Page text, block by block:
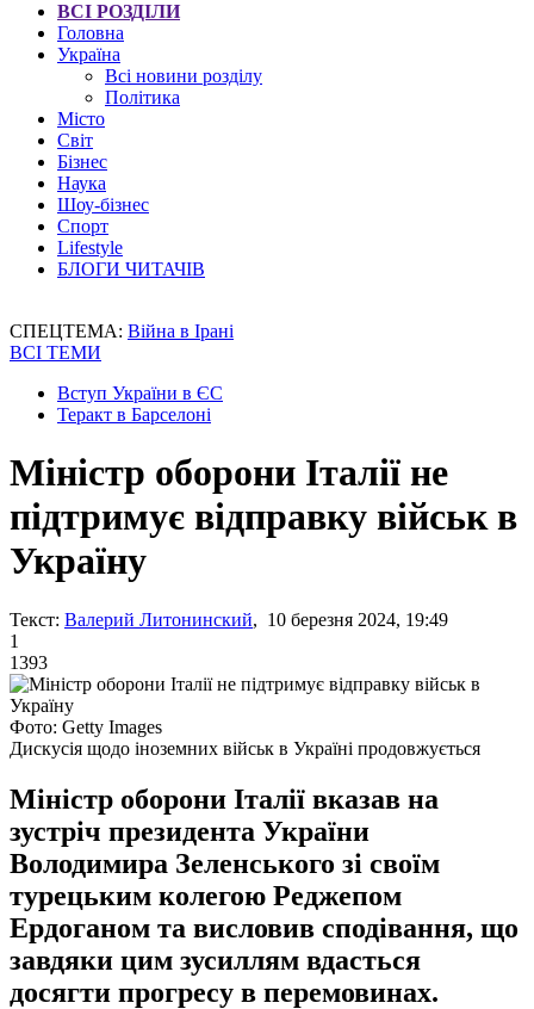
ВСІ РОЗДІЛИ
Головна
Україна
Всі новини розділу
Політика
Місто
Світ
Бізнес
Наука
Шоу-бізнес
Спорт
Lifestyle
БЛОГИ ЧИТАЧІВ
СПЕЦТЕМА: Війна в Ірані
ВСІ ТЕМИ
Вступ України в ЄС
Теракт в Барселоні
Міністр оборони Італії не
підтримує відправку військ в
Україну
Текст: Валерий Литонинский, 10 березня 2024, 19:49
1
1393
Фото: Getty Images
Дискусія щодо іноземних військ в Україні продовжується
Міністр оборони Італії вказав на
зустріч президента України
Володимира Зеленського зі своїм
турецьким колегою Реджепом
Ердоганом та висловив сподівання, що
завдяки цим зусиллям вдасться
досягти прогресу в перемовинах.